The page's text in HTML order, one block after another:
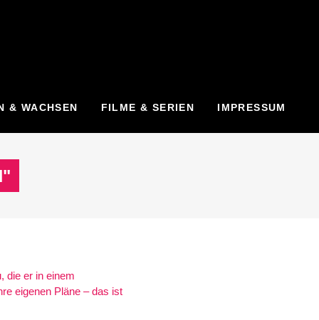
& WACHSEN FILME & SERIEN IMPRESSUM